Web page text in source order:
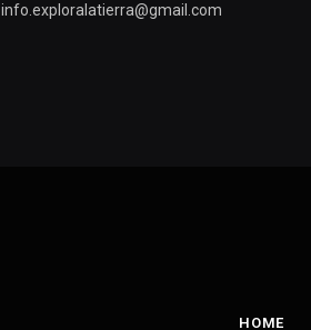
info.exploralatierra@gmail.com
HOME